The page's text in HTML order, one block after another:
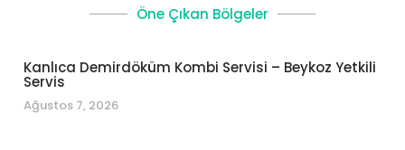
Öne Çıkan Bölgeler
Kanlıca Demirdöküm Kombi Servisi – Beykoz Yetkili
Servis
Ağustos 7, 2026